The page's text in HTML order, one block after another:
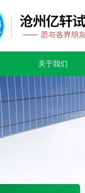
关于我们